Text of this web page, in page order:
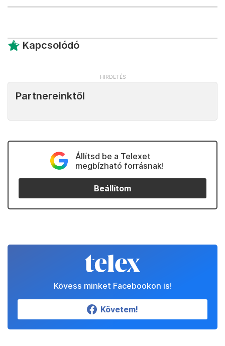
Kapcsolódó
Partnereinktől
Állítsd be a Telexet
megbízható forrásnak!
Beállítom
Kövess minket Facebookon is!
Követem!